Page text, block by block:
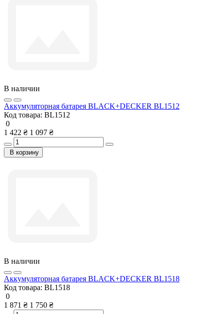
В наличии
Аккумуляторная батарея BLACK+DECKER BL1512
Код товара: BL1512
0
1 422 ₴ 1 097 ₴
В корзину
В наличии
Аккумуляторная батарея BLACK+DECKER BL1518
Код товара: BL1518
0
1 871 ₴ 1 750 ₴